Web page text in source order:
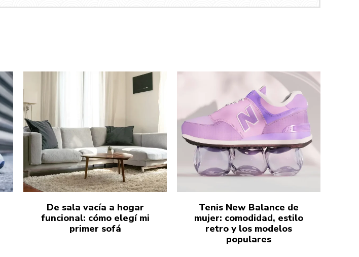
De sala vacía a hogar
funcional: cómo elegí mi
primer sofá
Tenis New Balance de
mujer: comodidad, estilo
retro y los modelos
populares